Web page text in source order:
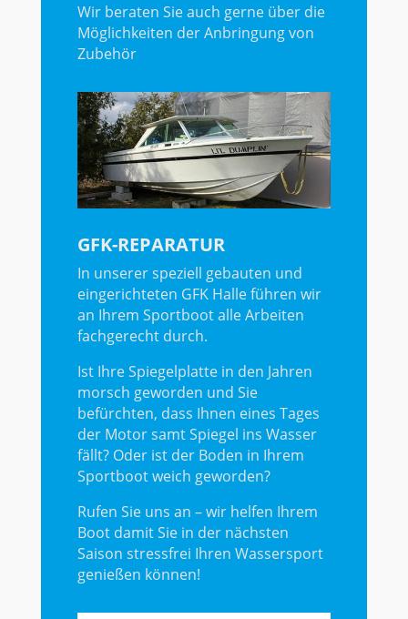
Wir beraten Sie auch gerne über die
Möglichkeiten der Anbringung von
Zubehör
GFK-REPARATUR
In unserer speziell gebauten und
eingerichteten GFK Halle führen wir
an Ihrem Sportboot alle Arbeiten
fachgerecht durch.
Ist Ihre Spiegelplatte in den Jahren
morsch geworden und Sie
befürchten, dass Ihnen eines Tages
der Motor samt Spiegel ins Wasser
fällt? Oder ist der Boden in Ihrem
Sportboot weich geworden?
Rufen Sie uns an – wir helfen Ihrem
Boot damit Sie in der nächsten
Saison stressfrei Ihren Wassersport
genießen können!